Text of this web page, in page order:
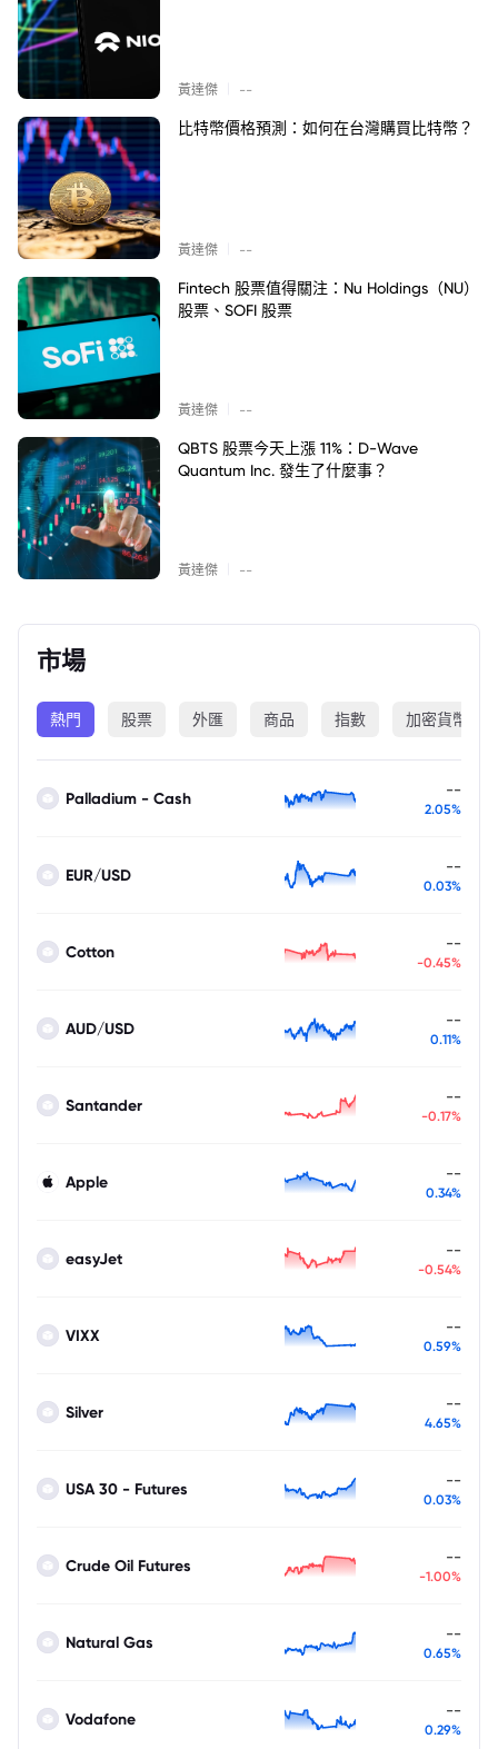
黃達傑 --
比特幣價格預測：如何在台灣購買比特幣？
黃達傑 --
Fintech 股票值得關注：Nu Holdings（NU）
股票、SOFI 股票
黃達傑 --
QBTS 股票今天上漲 11%：D-Wave
Quantum Inc. 發生了什麼事？
黃達傑 --
市場
熱門 股票 外匯 商品 指數 加密貨幣
Palladium - Cash --
2.05%
EUR/USD --
0.03%
Cotton --
-0.45%
AUD/USD --
0.11%
Santander --
-0.17%
Apple --
0.34%
easyJet --
-0.54%
VIXX --
0.59%
Silver --
4.65%
USA 30 - Futures --
0.03%
Crude Oil Futures --
-1.00%
Natural Gas --
0.65%
Vodafone --
0.29%